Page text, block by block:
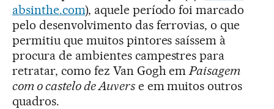
absinthe.com), aquele período foi marcado
pelo desenvolvimento das ferrovias, o que
permitiu que muitos pintores saíssem à
procura de ambientes campestres para
retratar, como fez Van Gogh em Paisagem
com o castelo de Auverse em muitos outros
quadros.